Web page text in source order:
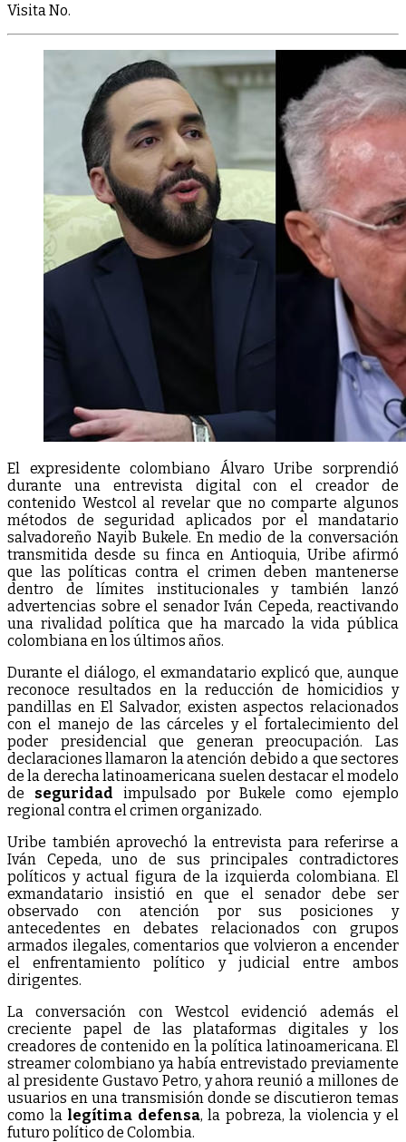
Visita No.
El expresidente colombiano Álvaro Uribe sorprendió
durante una entrevista digital con el creador de
contenido Westcol al revelar que no comparte algunos
métodos de seguridad aplicados por el mandatario
salvadoreño Nayib Bukele. En medio de la conversación
transmitida desde su finca en Antioquia, Uribe afirmó
que las políticas contra el crimen deben mantenerse
dentro de límites institucionales y también lanzó
advertencias sobre el senador Iván Cepeda, reactivando
una rivalidad política que ha marcado la vida pública
colombiana en los últimos años.
Durante el diálogo, el exmandatario explicó que, aunque
reconoce resultados en la reducción de homicidios y
pandillas en El Salvador, existen aspectos relacionados
con el manejo de las cárceles y el fortalecimiento del
poder presidencial que generan preocupación. Las
declaraciones llamaron la atención debido a que sectores
de la derecha latinoamericana suelen destacar el modelo
de seguridad impulsado por Bukele como ejemplo
regional contra el crimen organizado.
Uribe también aprovechó la entrevista para referirse a
Iván Cepeda, uno de sus principales contradictores
políticos y actual figura de la izquierda colombiana. El
exmandatario insistió en que el senador debe ser
observado con atención por sus posiciones y
antecedentes en debates relacionados con grupos
armados ilegales, comentarios que volvieron a encender
el enfrentamiento político y judicial entre ambos
dirigentes.
La conversación con Westcol evidenció además el
creciente papel de las plataformas digitales y los
creadores de contenido en la política latinoamericana. El
streamer colombiano ya había entrevistado previamente
al presidente Gustavo Petro, y ahora reunió a millones de
usuarios en una transmisión donde se discutieron temas
como la legítima defensa, la pobreza, la violencia y el
futuro político de Colombia.